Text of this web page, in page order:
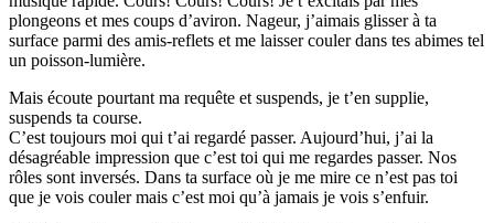
plongeons et mes coups d’aviron. Nageur, j’aimais glisser à ta
surface parmi des amis-reflets et me laisser couler dans tes abimes tel
un poisson-lumière.
Mais écoute pourtant ma requête et suspends, je t’en supplie,
suspends ta course.
C’est toujours moi qui t’ai regardé passer. Aujourd’hui, j’ai la
désagréable impression que c’est toi qui me regardes passer. Nos
rôles sont inversés. Dans ta surface où je me mire ce n’est pas toi
que je vois couler mais c’est moi qu’à jamais je vois s’enfuir.